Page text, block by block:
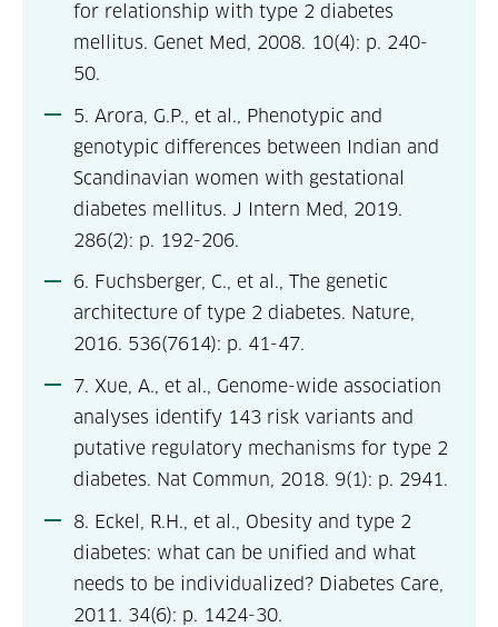
for relationship with type 2 diabetes
mellitus. Genet Med, 2008. 10(4): p. 240-
50.
5. Arora, G.P., et al., Phenotypic and
genotypic differences between Indian and
Scandinavian women with gestational
diabetes mellitus. J Intern Med, 2019.
286(2): p. 192-206.
6. Fuchsberger, C., et al., The genetic
architecture of type 2 diabetes. Nature,
2016. 536(7614): p. 41-47.
7. Xue, A., et al., Genome-wide association
analyses identify 143 risk variants and
putative regulatory mechanisms for type 2
diabetes. Nat Commun, 2018. 9(1): p. 2941.
8. Eckel, R.H., et al., Obesity and type 2
diabetes: what can be unified and what
needs to be individualized? Diabetes Care,
2011. 34(6): p. 1424-30.